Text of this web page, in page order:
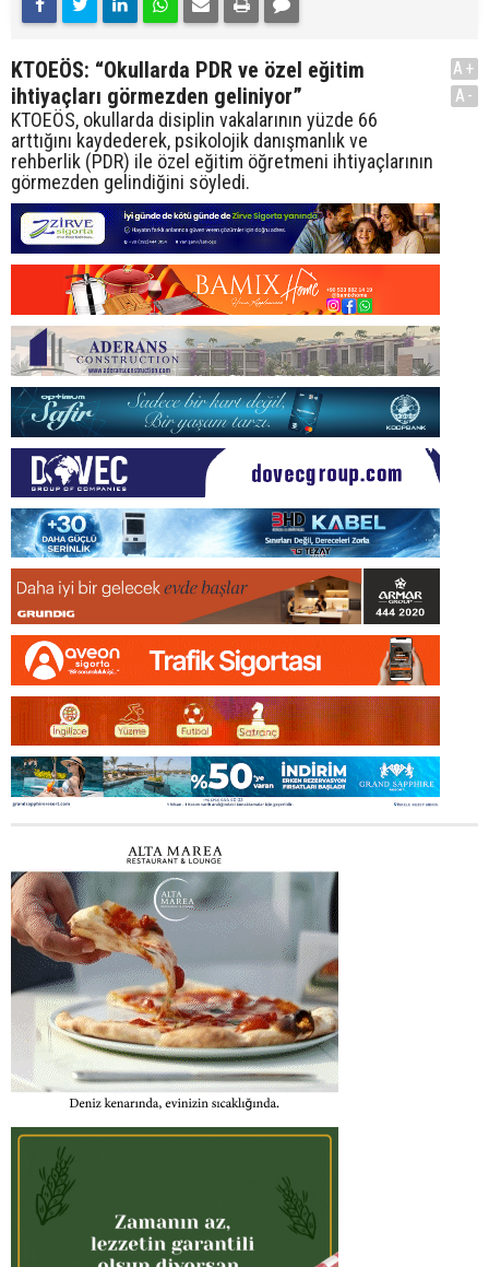
KTOEÖS: “Okullarda PDR ve özel eğitim
ihtiyaçları görmezden geliniyor”
KTOEÖS, okullarda disiplin vakalarının yüzde 66
arttığını kaydederek, psikolojik danışmanlık ve
rehberlik (PDR) ile özel eğitim öğretmeni ihtiyaçlarının
görmezden gelindiğini söyledi.
A+
A-